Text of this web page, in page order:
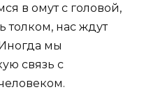
в омут с головой,
толком, нас ждут
мы
связь с